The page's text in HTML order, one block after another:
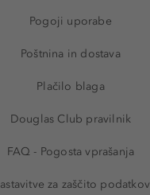
Pogoji uporabe
Poštnina in dostava
Plačilo blaga
Douglas Club pravilnik
FAQ - Pogosta vprašanja
za zaščito podatkov